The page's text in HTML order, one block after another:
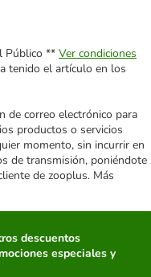
Público ** Ver condiciones
tenido el artículo en los
de correo electrónico para
productos o servicios
momento, sin incurrir en
de transmisión, poniéndote
de zooplus. Más
descuentos
especiales y